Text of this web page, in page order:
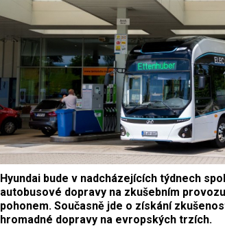
Hyundai bude v nadcházejících týdnech
autobusové dopravy na zkušebním
pohonem. Současně jde o získání
hromadné dopravy na evropských trzích.